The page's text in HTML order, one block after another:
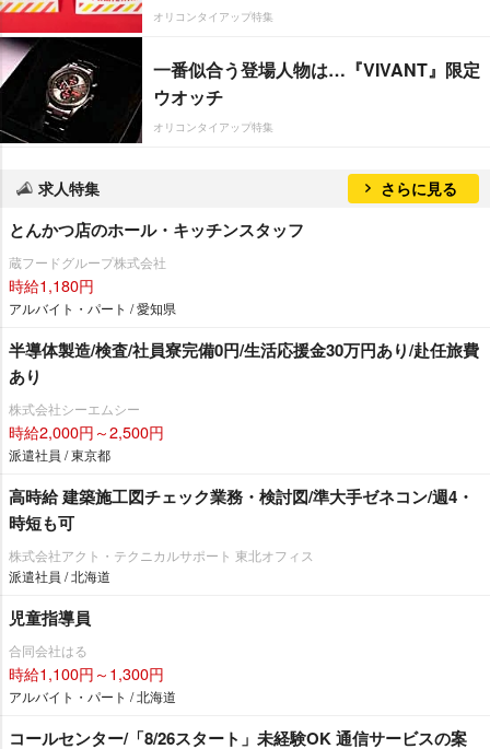
オリコンタイアップ特集
一番似合う登場人物は…『VIVANT』限定
ウオッチ
オリコンタイアップ特集
求人特集 さらに見る
とんかつ店のホール・キッチンスタッフ
蔵フードグループ株式会社
時給1,180円
アルバイト・パート / 愛知県
半導体製造/検査/社員寮完備0円/生活応援金30万円あり/赴任旅費
あり
株式会社シーエムシー
時給2,000円～2,500円
派遣社員 / 東京都
高時給 建築施工図チェック業務・検討図/準大手ゼネコン/週4・
時短も可
株式会社アクト・テクニカルサポート 東北オフィス
派遣社員 / 北海道
児童指導員
合同会社はる
時給1,100円～1,300円
アルバイト・パート / 北海道
コールセンター/「8/26スタート」未経験OK 通信サービスの案